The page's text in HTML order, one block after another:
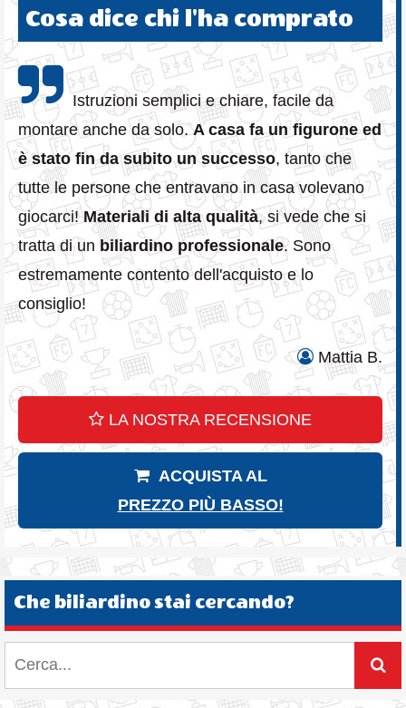
Cosa dice chi l'ha comprato
Istruzioni semplici e chiare, facile da
montare anche da solo.A casa fa un figurone ed
è stato fin da subito un successo, tanto che
tutte le persone che entravano in casa volevano
giocarci!Materiali di alta qualità, si vede che si
tratta di un biliardino professionale. Sono
estremamente contento dell'acquisto e lo
consiglio!
Mattia B.
LA NOSTRA RECENSIONE
ACQUISTA AL
PREZZO PIÙ BASSO!
Che biliardino stai cercando?